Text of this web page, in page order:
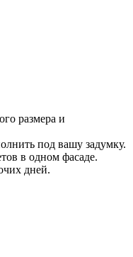
размера и
под вашу задумку.
в одном фасаде.
дней.